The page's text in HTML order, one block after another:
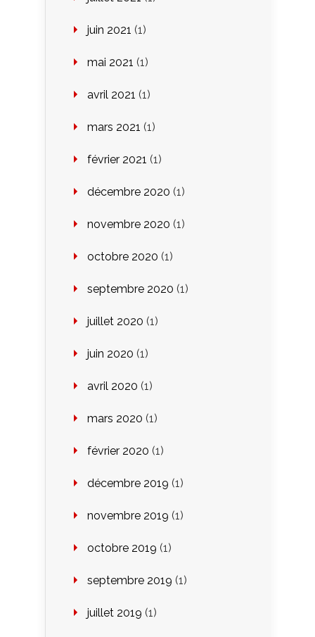
juin 2021 (1)
mai 2021 (1)
avril 2021 (1)
mars 2021 (1)
février 2021 (1)
décembre 2020 (1)
novembre 2020 (1)
octobre 2020 (1)
septembre 2020 (1)
juillet 2020 (1)
juin 2020 (1)
avril 2020 (1)
mars 2020 (1)
février 2020 (1)
décembre 2019 (1)
novembre 2019 (1)
octobre 2019 (1)
septembre 2019 (1)
juillet 2019 (1)